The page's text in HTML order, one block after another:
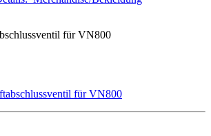
für VN800